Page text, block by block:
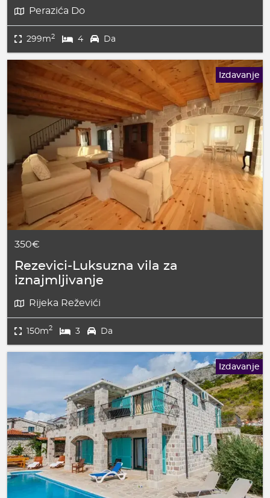
Perazića Do
299m2 4 Da
Izdavanje
350€
Rezevici-Luksuzna vila za
iznajmljivanje
Rijeka Reževići
150m2 3 Da
Izdavanje